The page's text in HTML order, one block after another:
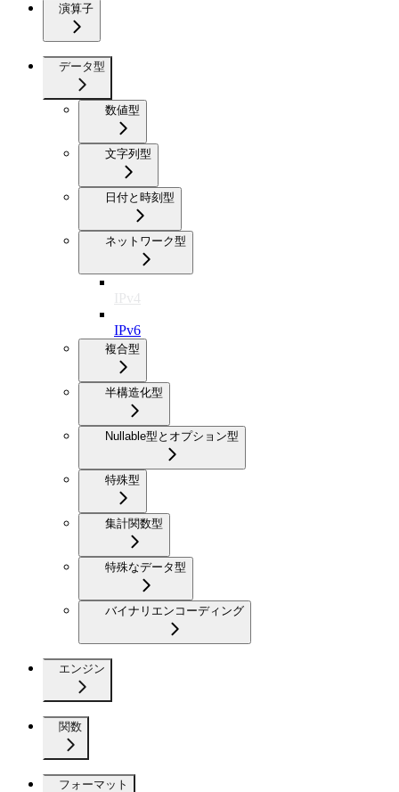
演算子
データ型
数値型
文字列型
日付と時刻型
ネットワーク型
IPv4
IPv6
複合型
半構造化型
Nullable型とオプション型
特殊型
集計関数型
特殊なデータ型
バイナリエンコーディング
エンジン
関数
フォーマット